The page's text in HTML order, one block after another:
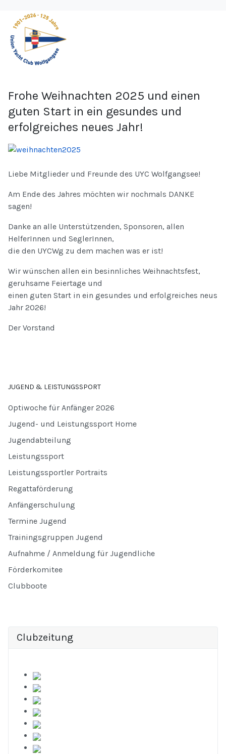
Frohe Weihnachten 2025 und einen
guten Start in ein gesundes und
erfolgreiches neues Jahr!
Liebe Mitglieder und Freunde des UYC Wolfgangsee!
Am Ende des Jahres möchten wir nochmals DANKE
sagen!
Danke an alle Unterstützenden, Sponsoren, allen
HelferInnen und SeglerInnen,
die den UYCWg zu dem machen was er ist!
Wir wünschen allen ein besinnliches Weihnachtsfest,
geruhsame Feiertage und
einen guten Start in ein gesundes und erfolgreiches neus
Jahr 2026!
Der Vorstand
JUGEND & LEISTUNGSSPORT
Optiwoche für Anfänger 2026
Jugend- und Leistungssport Home
Jugendabteilung
Leistungssport
Leistungssportler Portraits
Regattaförderung
Anfängerschulung
Termine Jugend
Trainingsgruppen Jugend
Aufnahme / Anmeldung für Jugendliche
Förderkomitee
Clubboote
Clubzeitung